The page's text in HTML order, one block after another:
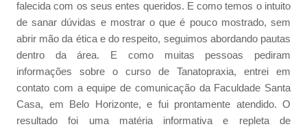
falecida com os seus entes queridos. E como temos o intuito
de sanar dúvidas e mostrar o que é pouco mostrado, sem
abrir mão da ética e do respeito, seguimos abordando pautas
dentro da área. E como muitas pessoas pediram
informações sobre o curso de Tanatopraxia, entrei em
contato com a equipe de comunicação da Faculdade Santa
Casa, em Belo Horizonte, e fui prontamente atendido. O
resultado foi uma matéria informativa e repleta de